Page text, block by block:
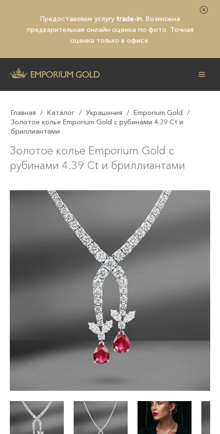
Предоставляем услугу trade-in. Возможна
предварительная онлайн оценка по фото. Точная
оценка только в офисе.
Главная / Каталог / Украшения / Emporium Gold /
Золотое колье Emporium Gold с рубинами 4.39 Ct и
бриллиантами
Золотое колье Emporium Gold с
рубинами 4.39 Ct и бриллиантами